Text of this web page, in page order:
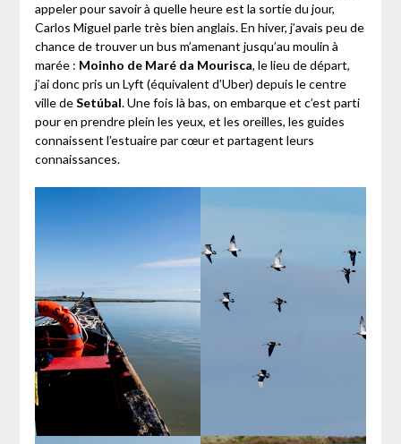
appeler pour savoir à quelle heure est la sortie du jour,
Carlos Miguel parle très bien anglais. En hiver, j’avais peu de
chance de trouver un bus m’amenant jusqu’au moulin à
marée : Moinho de Maré da Mourisca, le lieu de départ,
j’ai donc pris un Lyft (équivalent d’Uber) depuis le centre
ville deSetúbal. Une fois là bas, on embarque et c’est parti
pour en prendre plein les yeux, et les oreilles, les guides
connaissent l’estuaire par cœur et partagent leurs
connaissances.